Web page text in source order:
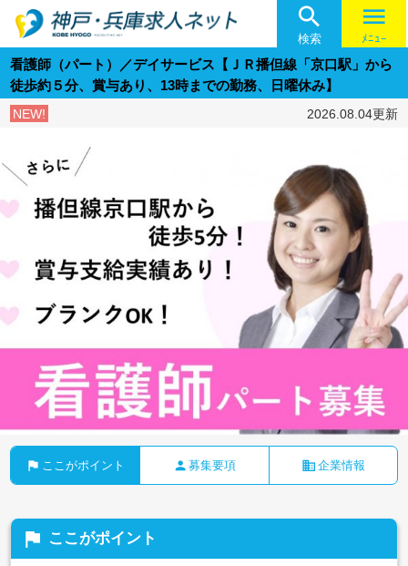

検索
menu
ﾒﾆｭｰ
看護師（パート）／デイサービス【ＪＲ播但線「京口駅」から
徒歩約５分、賞与あり、13時までの勤務、日曜休み】
NEW! 2026.08.04更新
flag ここがポイント person 募集要項 business 企業情報
flag ここがポイント